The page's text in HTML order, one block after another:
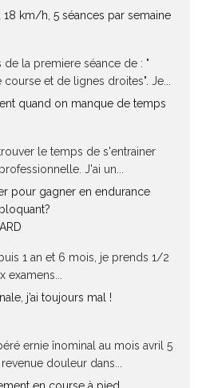
18 km/h, 5 séances par semaine
la premiere séance de : "
et de lignes droites". Je...
quand on manque de temps
le temps de s'entrainer
J'ai un...
pour gagner en endurance
1 an et 6 mois, je prends 1/2
j’ai toujours mal !
ernie înominal au mois avril 5
douleur dans...